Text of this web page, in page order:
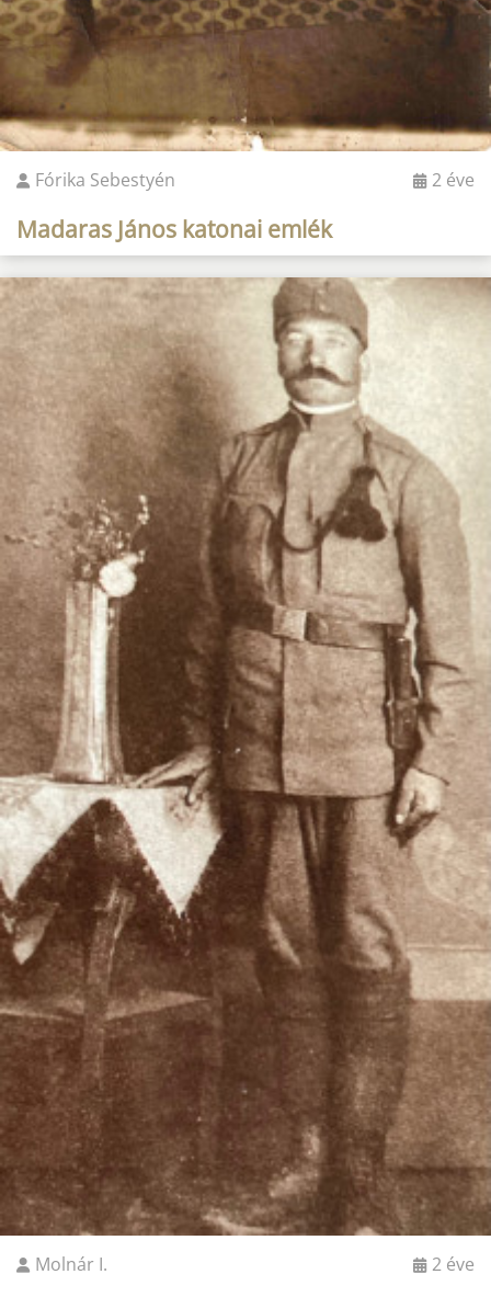
Fórika Sebestyén 2 éve
Madaras János katonai emlék
Molnár I. 2 éve